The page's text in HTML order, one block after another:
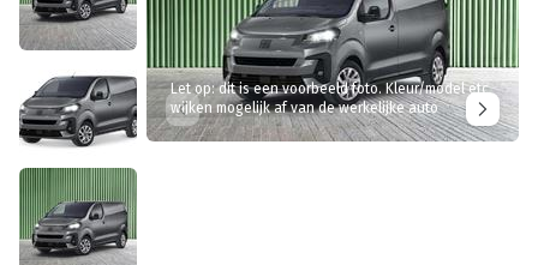
Let op: dit is een voorbeeld foto. Kleur/model etc
wijken mogelijk af van de werkelijke auto